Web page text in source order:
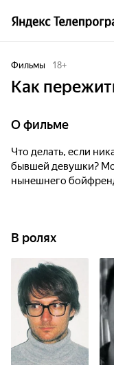
Фильмы 18+
Как
О фильме
Что делать, если
бывшей девушки?
нынешнего
В ролях